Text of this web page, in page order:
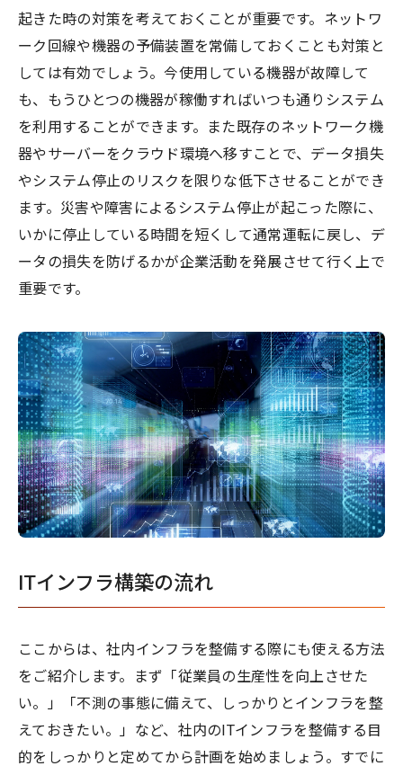
起きた時の対策を考えておくことが重要です。ネットワ
ーク回線や機器の予備装置を常備しておくことも対策と
しては有効でしょう。今使用している機器が故障して
も、もうひとつの機器が稼働すればいつも通りシステム
を利用することができます。また既存のネットワーク機
器やサーバーをクラウド環境へ移すことで、データ損失
やシステム停止のリスクを限りな低下させることができ
ます。災害や障害によるシステム停止が起こった際に、
いかに停止している時間を短くして通常運転に戻し、デ
ータの損失を防げるかが企業活動を発展させて行く上で
重要です。
ITインフラ構築の流れ
ここからは、社内インフラを整備する際にも使える方法
をご紹介します。まず「従業員の生産性を向上させた
い。」「不測の事態に備えて、しっかりとインフラを整
えておきたい。」など、社内のITインフラを整備する目
的をしっかりと定めてから計画を始めましょう。すでに